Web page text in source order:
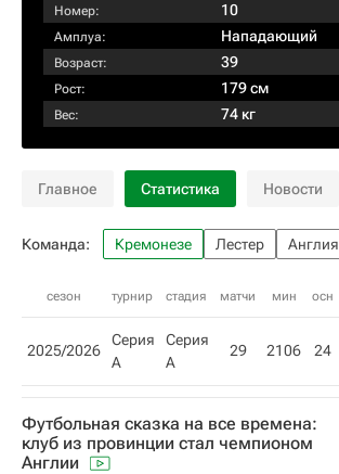
Номер: 10
Амплуа: Нападающий
Возраст: 39
Рост: 179 см
Вес: 74 кг
Главное Статистика Новости
Команда: Кремонезе Лестер Англия
сезон турнир стадия матчи мин осн
2025/2026
Серия
А
Серия
А
29 2106 24
Футбольная сказка на все времена:
клуб из провинции стал чемпионом
Англии